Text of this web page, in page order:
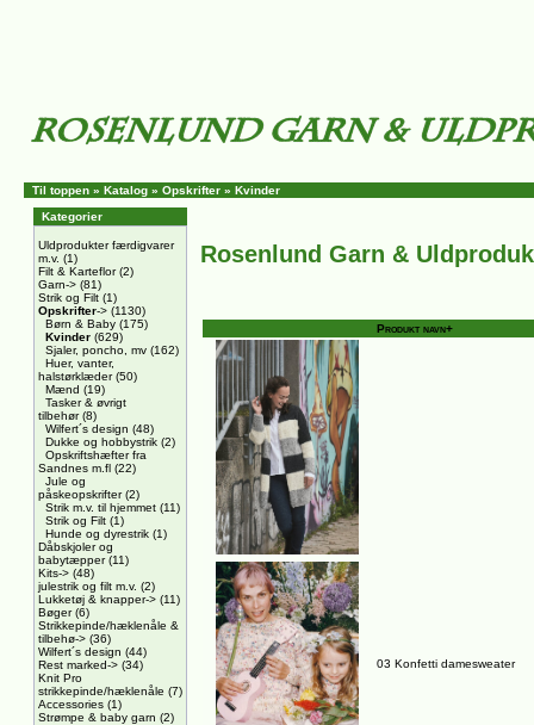
Til toppen » Katalog » Opskrifter » Kvinder
Kategorier
Uldprodukter færdigvarer
m.v. (1)
Filt & Karteflor(2)
Garn-> (81)
Strik og Filt (1)
Opskrifter-> (1130)
Børn & Baby (175)
Kvinder (629)
Sjaler, poncho, mv (162)
Huer, vanter,
halstørklæder(50)
Mænd (19)
Tasker & øvrigt
tilbehør(8)
Wilfert´s design (48)
Dukke og hobbystrik (2)
Opskriftshæfter fra
Sandnes m.fl (22)
Jule og
påskeopskrifter(2)
Strik m.v. til hjemmet (11)
Strik og Filt (1)
Hunde og dyrestrik (1)
Dåbskjoler og
babytæpper(11)
Kits-> (48)
julestrik og filt m.v. (2)
Lukketøj & knapper-> (11)
Bøger(6)
Strikkepinde/hæklenåle &
tilbehø-> (36)
Wilfert´s design (44)
Rest marked-> (34)
Knit Pro
strikkepinde/hæklenåle (7)
Accessories (1)
Strømpe & baby garn (2)
Rosenlund Garn &
Produkt navn+
03 Konfetti damesweater